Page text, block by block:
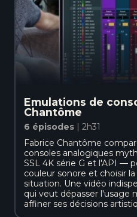
Emulations de
Chantôme
6 épisodes | 2h31
Fabrice Chantôme
consoles analogiques
SSL 4K série G et l'API —
couleur sonore et choisir
situation. Une vidéo
qui veut dépasser l'usage
affiner ses décisions